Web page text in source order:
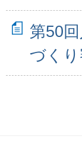
第50
づく